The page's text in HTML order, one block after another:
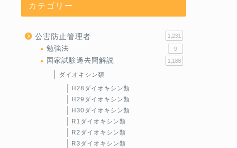
カテゴリー
公害防止管理者 1,231
勉強法 9
国家試験過去問解説 1,188
ダイオキシン類
H28ダイオキシン類
H29ダイオキシン類
H30ダイオキシン類
R1ダイオキシン類
R2ダイオキシン類
R3ダイオキシン類